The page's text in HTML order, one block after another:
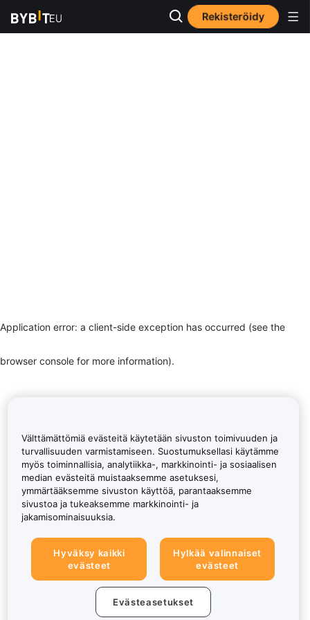
Rekisteröidy
Application error: a client-side exception has occurred (see the
browser console for more information).
Välttämättömiä evästeitä käytetään sivuston toimivuuden ja
turvallisuuden varmistamiseen. Suostumuksellasi käytämme
myös toiminnallisia, analytiikka-, markkinointi- ja sosiaalisen
median evästeitä muistaaksemme asetuksesi,
ymmärtääksemme sivuston käyttöä, parantaaksemme
sivustoa ja tukeaksemme markkinointi- ja
jakamisominaisuuksia.
Hyväksy kaikki
evästeet
Hylkää valinnaiset
evästeet
Evästeasetukset